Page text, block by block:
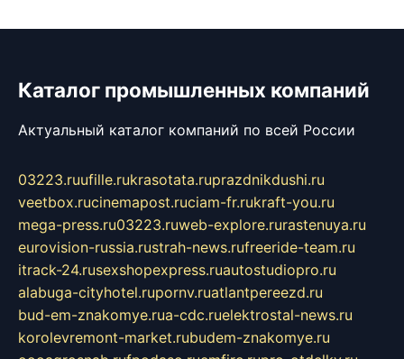
Каталог промышленных компаний
Актуальный каталог компаний по всей России
03223.ruufille.rukrasotata.ruprazdnikdushi.ru
veetbox.rucinemapost.ruciam-fr.rukraft-you.ru
mega-press.ru03223.ruweb-explore.rurastenuya.ru
eurovision-russia.rustrah-news.rufreeride-team.ru
itrack-24.rusexshopexpress.ruautostudiopro.ru
alabuga-cityhotel.rupornv.ruatlantpereezd.ru
bud-em-znakomye.rua-cdc.ruelektrostal-news.ru
korolevremont-market.rubudem-znakomye.ru